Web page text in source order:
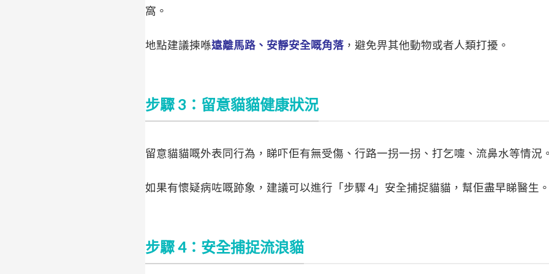
窩。
地點建議揀喺遠離馬路、安靜安全嘅角落 ，避免畀其他動物或者人類打擾。
步驟 3：留意貓貓健康狀況
留意貓貓嘅外表同行為，睇吓佢有無受傷、行路一拐一拐、打乞嚏、流鼻水等情況
如果有懷疑病咗嘅跡象，建議可以進行「步驟 4」安全捕捉貓貓，幫佢盡早睇醫生
步驟 4：安全捕捉流浪貓